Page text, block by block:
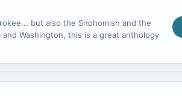
but also the Snohomish and the
Washington, this is a great anthology